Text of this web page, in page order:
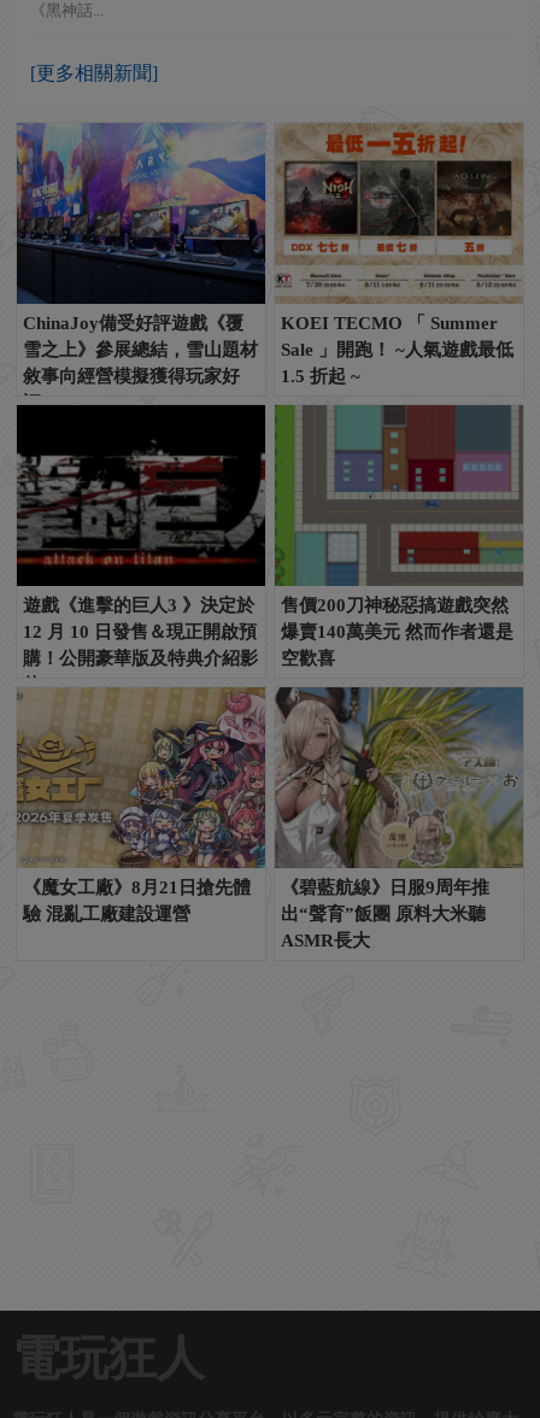
《黑神話...
[更多相關新聞]
ChinaJoy備受好評遊戲《覆
雪之上》參展總結，雪山題材
敘事向經營模擬獲得玩家好
評！
KOEI TECMO 「 Summer
Sale 」開跑！ ~人氣遊戲最低
1.5 折起 ~
遊戲《進擊的巨人3 》決定於
12 月 10 日發售＆現正開啟預
購！公開豪華版及特典介紹影
片~
售價200刀神秘惡搞遊戲突然
爆賣140萬美元 然而作者還是
空歡喜
《魔女工廠》8月21日搶先體
驗 混亂工廠建設運營
《碧藍航線》日服9周年推
出“聲育”飯團 原料大米聽
ASMR長大
電玩狂人